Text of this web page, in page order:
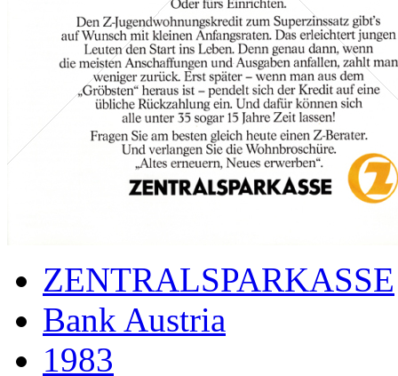
ZENTRALSPARKASSE
Bank Austria
1983